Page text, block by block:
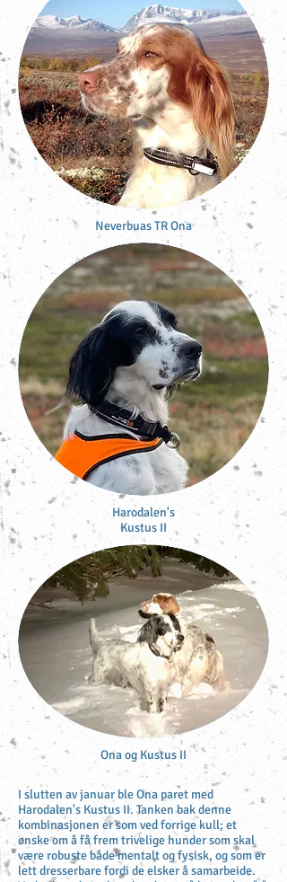
Neverbuas TR Ona
Harodalen's
Kustus II
Ona og Kustus II
I slutten av januar ble Ona paret med
Harodalen's Kustus II. Tanken bak denne
kombinasjonen er som ved forrige kull; et
ønske om å få frem trivelige hunder som skal
være robuste både mentalt og fysisk, og som er
lett dresserbare fordi de elsker å samarbeide.